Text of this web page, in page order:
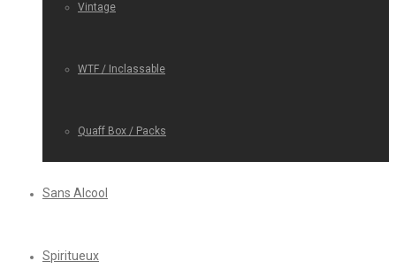
Vintage
WTF / Inclassable
Quaff Box / Packs
Sans Alcool
Spiritueux